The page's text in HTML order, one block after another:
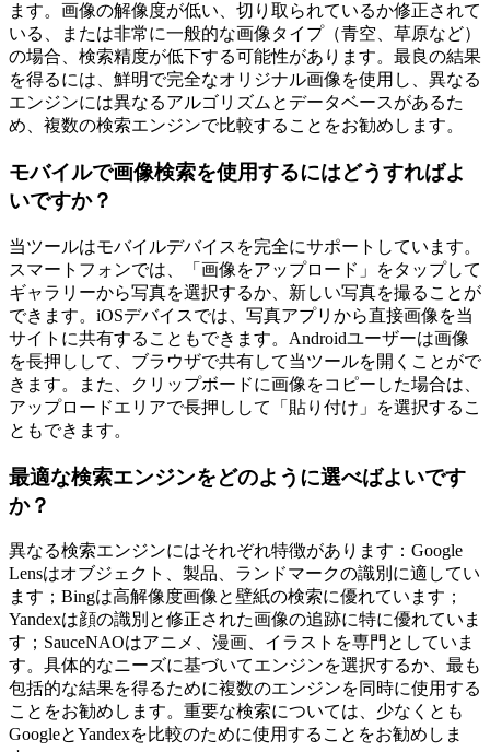
ます。画像の解像度が低い、切り取られているか修正されて
いる、または非常に一般的な画像タイプ（青空、草原など）
の場合、検索精度が低下する可能性があります。最良の結果
を得るには、鮮明で完全なオリジナル画像を使用し、異なる
エンジンには異なるアルゴリズムとデータベースがあるた
め、複数の検索エンジンで比較することをお勧めします。
モバイルで画像検索を使用するにはどうすればよ
いですか？
当ツールはモバイルデバイスを完全にサポートしています。
スマートフォンでは、「画像をアップロード」をタップして
ギャラリーから写真を選択するか、新しい写真を撮ることが
できます。iOSデバイスでは、写真アプリから直接画像を当
サイトに共有することもできます。Androidユーザーは画像
を長押しして、ブラウザで共有して当ツールを開くことがで
きます。また、クリップボードに画像をコピーした場合は、
アップロードエリアで長押しして「貼り付け」を選択するこ
ともできます。
最適な検索エンジンをどのように選べばよいです
か？
異なる検索エンジンにはそれぞれ特徴があります：Google
Lensはオブジェクト、製品、ランドマークの識別に適してい
ます；Bingは高解像度画像と壁紙の検索に優れています；
Yandexは顔の識別と修正された画像の追跡に特に優れていま
す；SauceNAOはアニメ、漫画、イラストを専門としていま
す。具体的なニーズに基づいてエンジンを選択するか、最も
包括的な結果を得るために複数のエンジンを同時に使用する
ことをお勧めします。重要な検索については、少なくとも
GoogleとYandexを比較のために使用することをお勧めしま